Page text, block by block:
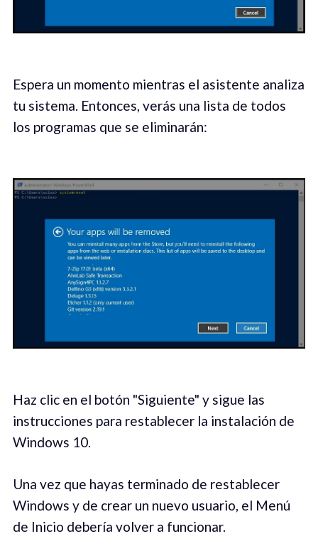
Espera un momento mientras el asistente analiza
tu sistema. Entonces, verás una lista de todos
los programas que se eliminarán:
Haz clic en el botón "Siguiente" y sigue las
instrucciones para restablecer la instalación de
Windows 10.
Una vez que hayas terminado de restablecer
Windows y de crear un nuevo usuario, el Menú
de Inicio debería volver a funcionar.